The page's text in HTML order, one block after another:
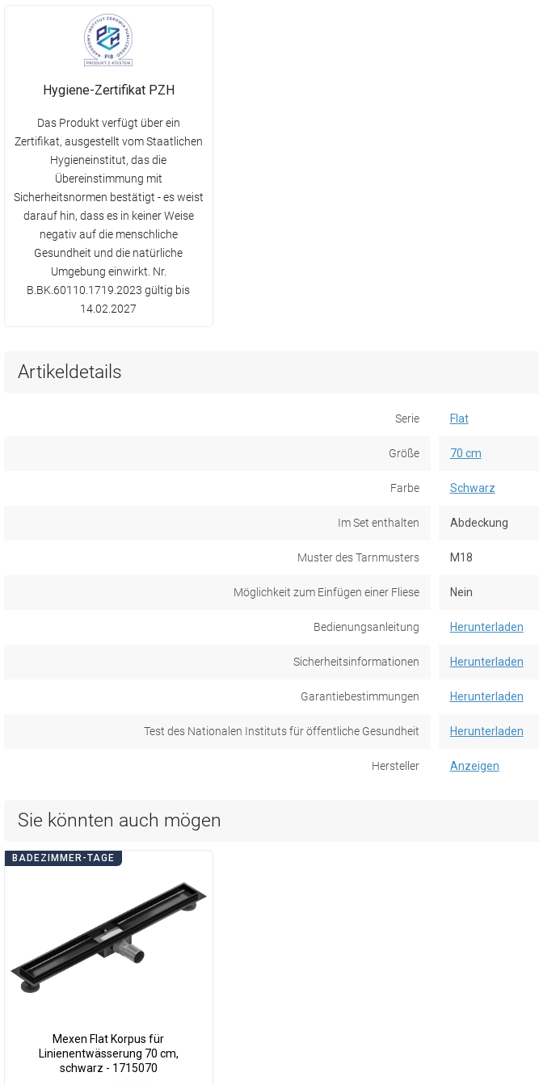
Hygiene-Zertifikat PZH
Das Produkt verfügt über ein
Zertifikat, ausgestellt vom Staatlichen
Hygieneinstitut, das die
Übereinstimmung mit
Sicherheitsnormen bestätigt - es weist
darauf hin, dass es in keiner Weise
negativ auf die menschliche
Gesundheit und die natürliche
Umgebung einwirkt. Nr.
B.BK.60110.1719.2023 gültig bis
14.02.2027
Artikeldetails
Serie Flat
Größe 70 cm
Farbe Schwarz
Im Set enthalten Abdeckung
Muster des Tarnmusters M18
Möglichkeit zum Einfügen einer Fliese Nein
Bedienungsanleitung Herunterladen
Sicherheitsinformationen Herunterladen
Garantiebestimmungen Herunterladen
Test des Nationalen Instituts für öffentliche Gesundheit Herunterladen
Hersteller Anzeigen
Sie könnten auch mögen
BADEZIMMER-TAGE
Mexen Flat Korpus für
Linienentwässerung 70 cm,
schwarz - 1715070